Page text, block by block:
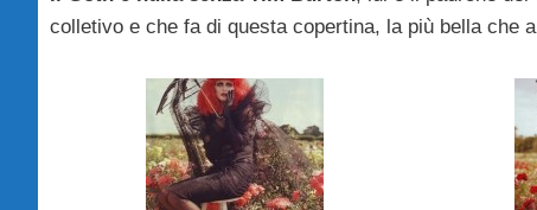
colletivo e che fa di questa copertina, la più bella che